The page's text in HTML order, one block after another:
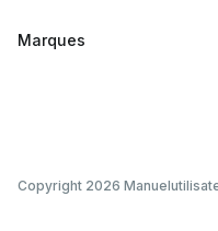
Marques
Copyright 2026